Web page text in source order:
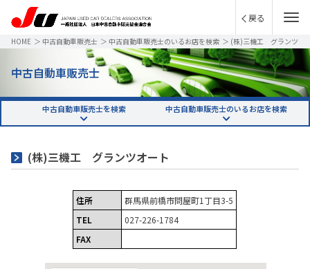
戻る
HOME ＞ 中古自動車販売士 ＞ 中古自動車販売士のいるお店を検索 ＞ (株)三機工 グランツ
中古自動車販売士
中古自動車販売士を検索 中古自動車販売士のいるお店を検索
(株)三機工 グランツオート
住所
群馬県前橋市問屋町1丁目3-5
TEL
027-226-1784
FAX